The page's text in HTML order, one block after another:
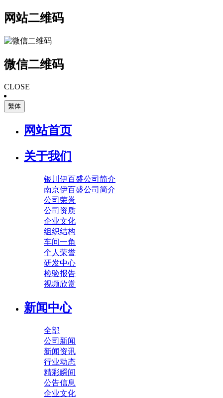
网站二维码
微信二维码
CLOSE
繁体
网站首页
关于我们
银川伊百盛公司简介
南京伊百盛公司简介
公司荣誉
公司资质
企业文化
组织结构
车间一角
个人荣誉
研发中心
检验报告
视频欣赏
新闻中心
全部
公司新闻
新闻资讯
行业动态
精彩瞬间
公告信息
企业文化